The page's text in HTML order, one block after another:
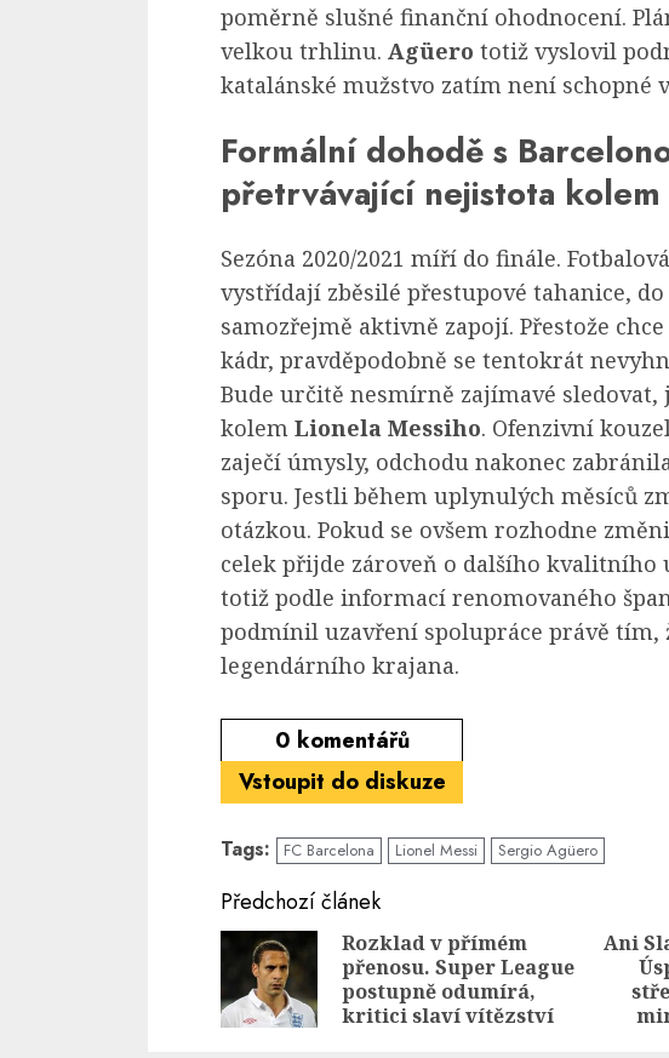
poměrně slušné finanční ohodnocení.
velkou trhlinu. Agüero totiž vyslovil
katalánské mužstvo zatím není schopné
Formální dohodě s
přetrvávající nejistota kolem
Sezóna 2020/2021 míří do finále.
vystřídají zběsilé přestupové tahanice,
samozřejmě aktivně zapojí. Přestože
kádr, pravděpodobně se tentokrát
Bude určitě nesmírně zajímavé sledovat,
kolem Lionela Messiho. Ofenzivní
zaječí úmysly, odchodu nakonec
sporu. Jestli během uplynulých měsíců
otázkou. Pokud se ovšem rozhodne
celek přijde zároveň o dalšího kvalitního
totiž podle informací renomovaného
podmínil uzavření spolupráce právě tím,
legendárního krajana.
0 komentářů
Vstoupit do diskuze
Tags: FC Barcelona Lionel Messi Sergio Agüero
Continue
Reading
Předchozí článek
post:
Rozklad v přímém
přenosu. Super League
postupně odumírá,
kritici slaví vítězství
post:
Ani